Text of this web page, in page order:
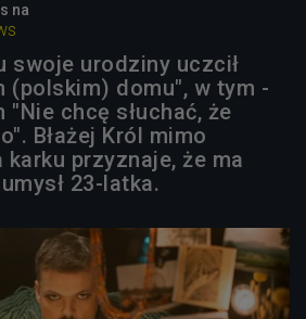
na
swoje urodziny uczcił
(polskim) domu", w tym -
chcę słuchać, że
Błażej Król mimo
przyznaje, że ma
23-latka.